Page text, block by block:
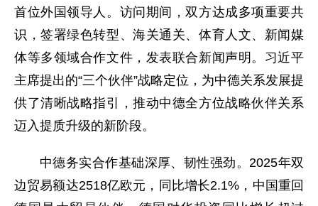
首位外国领导人。访问期间，双方达成多项重要共
识，签署绿色转型、海关通关、体育人文、新闻媒
体等多领域合作文件，发表联合新闻声明。习近平
主席提出的“三个伙伴”战略定位，为中德关系发展提
供了清晰战略指引，推动中德全方位战略伙伴关系
迈入提质升级的新阶段。
中德务实合作基础深厚、韧性强劲。2025年双
边贸易额达2518亿欧元，同比增长2.1%，中国重回